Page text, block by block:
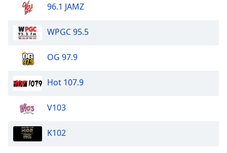
96.1 JAMZ
WPGC 95.5
OG 97.9
Hot 107.9
V103
K102